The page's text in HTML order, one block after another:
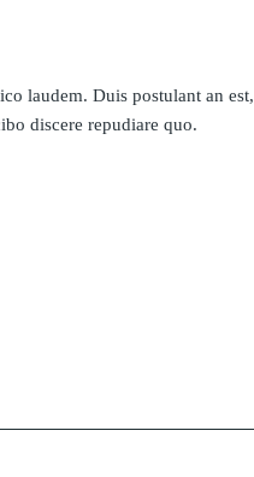
laudem. Duis postulant an est,
discere repudiare quo.